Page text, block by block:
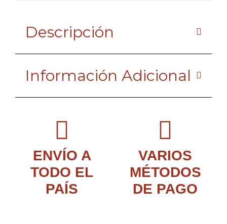
ENVÍO A
TODO EL
PAÍS
VARIOS
MÉTODOS
DE PAGO
Descripción
Información Adicional